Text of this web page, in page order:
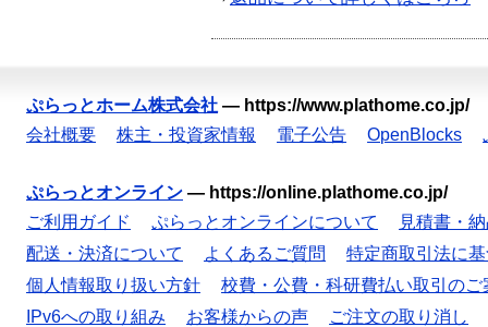
ぷらっとホーム株式会社 — https://www.plathome.co.jp/
会社概要
株主・投資家情報 電子公告 OpenBlocks
ぷらっとオンライン — https://online.plathome.co.jp/
ご利用ガイド
ぷらっとオンラインについて
見積書・
配送・決済について
よくあるご質問
特定商取引法に
個人情報取り扱い方針
校費・公費・科研費払い取引のご
IPv6への取り組み
お客様からの声 ご注文の取り消し